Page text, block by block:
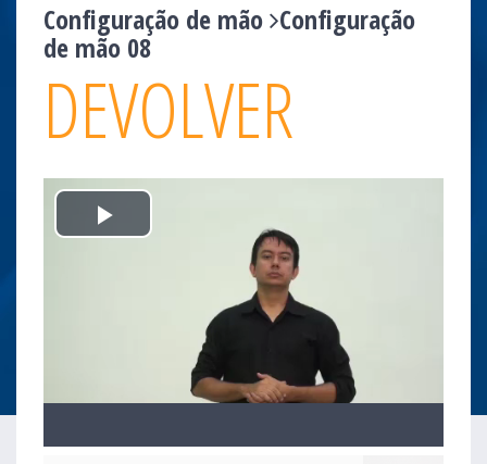
Configuração de mão Configuração
de mão 08
DEVOLVER
Play